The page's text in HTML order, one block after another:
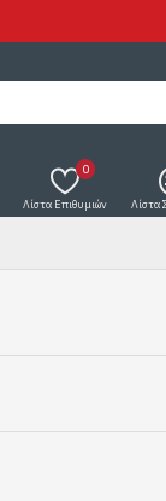
Λίστα Επιθυμιών
0
Λίστα